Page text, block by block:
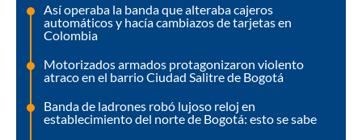
Así operaba la banda que alteraba cajeros
automáticos y hacía cambiazos de tarjetas en
Colombia
Motorizados armados protagonizaron violento
atraco en el barrio Ciudad Salitre de Bogotá
Banda de ladrones robó lujoso reloj en
establecimiento del norte de Bogotá: esto se sabe